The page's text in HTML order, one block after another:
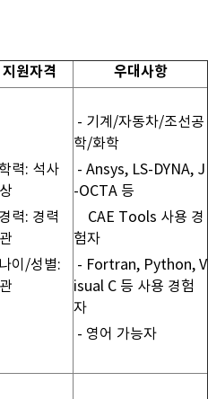
지원자격 우대사항
력: 석사
력: 경력
이/성별:
- 기계/자동차/조선공
학/화학
- Ansys, LS-DYNA, J
-OCTA 등
CAE Tools 사용 경
험자
- Fortran, Python, V
isual C 등 사용 경험
자
- 영어 가능자